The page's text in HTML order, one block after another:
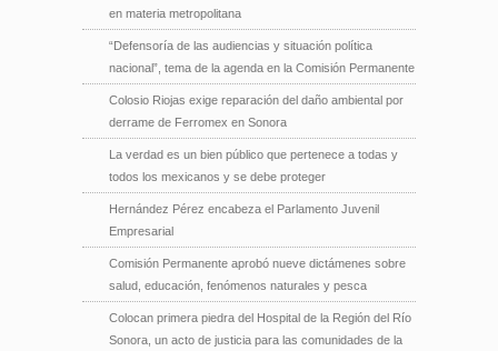
en materia metropolitana
“Defensoría de las audiencias y situación política
nacional”, tema de la agenda en la Comisión Permanente
Colosio Riojas exige reparación del daño ambiental por
derrame de Ferromex en Sonora
La verdad es un bien público que pertenece a todas y
todos los mexicanos y se debe proteger
Hernández Pérez encabeza el Parlamento Juvenil
Empresarial
Comisión Permanente aprobó nueve dictámenes sobre
salud, educación, fenómenos naturales y pesca
Colocan primera piedra del Hospital de la Región del Río
Sonora, un acto de justicia para las comunidades de la